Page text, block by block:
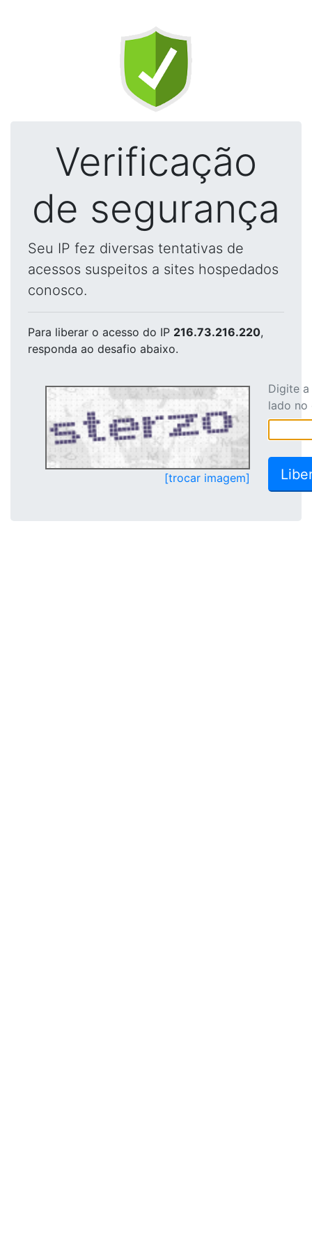
Verificação
de segurança
Seu IP fez diversas tentativas de
acessos suspeitos a sites hospedados
conosco.
Para liberar o acesso do IP 216.73.216.220,
responda ao desafio abaixo.
[trocar imagem]
Digite
lado no